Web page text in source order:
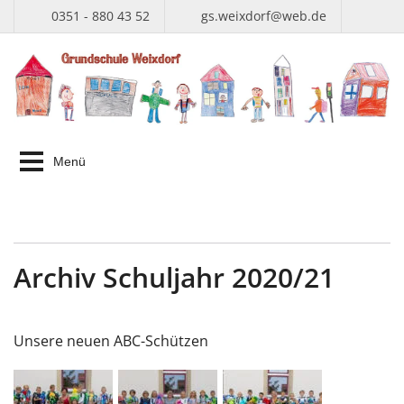
0351 - 880 43 52 gs.weixdorf@web.de
Menü
Archiv Schuljahr 2020/21
Unsere neuen ABC-Schützen